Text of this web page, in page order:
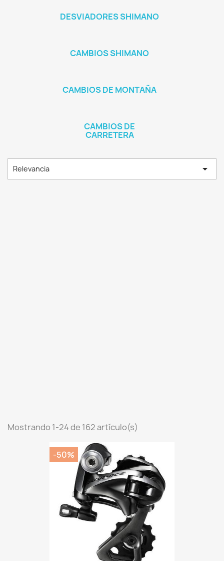
DESVIADORES SHIMANO
CAMBIOS SHIMANO
CAMBIOS DE MONTAÑA
CAMBIOS DE
CARRETERA
Relevancia 
Mostrando 1-24 de 162 artículo(s)
-50%